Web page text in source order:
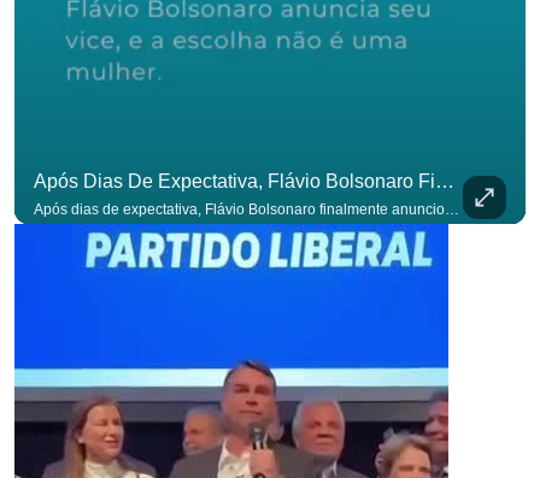
Após Dias De Expectativa, Flávio Bolsonaro Finalmente Anunciou Seu Vice. #OAntagonista
Após dias de expectativa, Flávio Bolsonaro finalmente anunciou seu vice. #OAntagonista Se você busca informação com credibilidade, inscreva-se agora e ative o